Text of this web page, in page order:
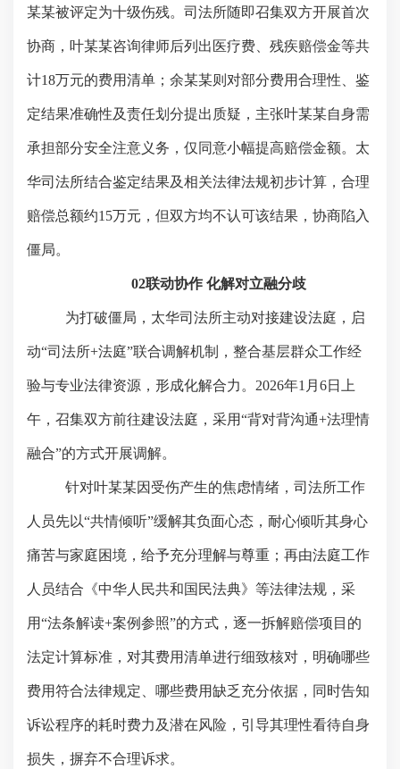
某某被评定为十级伤残。司法所随即召集双方开展首次
协商，叶某某咨询律师后列出医疗费、残疾赔偿金等共
计18万元的费用清单；余某某则对部分费用合理性、鉴
定结果准确性及责任划分提出质疑，主张叶某某自身需
承担部分安全注意义务，仅同意小幅提高赔偿金额。太
华司法所结合鉴定结果及相关法律法规初步计算，合理
赔偿总额约15万元，但双方均不认可该结果，协商陷入
僵局。
02联动协作 化解对立融分歧
为打破僵局，太华司法所主动对接建设法庭，启
动“司法所+法庭”联合调解机制，整合基层群众工作经
验与专业法律资源，形成化解合力。2026年1月6日上
午，召集双方前往建设法庭，采用“背对背沟通+法理情
融合”的方式开展调解。
针对叶某某因受伤产生的焦虑情绪，司法所工作
人员先以“共情倾听”缓解其负面心态，耐心倾听其身心
痛苦与家庭困境，给予充分理解与尊重；再由法庭工作
人员结合《中华人民共和国民法典》等法律法规，采
用“法条解读+案例参照”的方式，逐一拆解赔偿项目的
法定计算标准，对其费用清单进行细致核对，明确哪些
费用符合法律规定、哪些费用缺乏充分依据，同时告知
诉讼程序的耗时费力及潜在风险，引导其理性看待自身
损失，摒弃不合理诉求。